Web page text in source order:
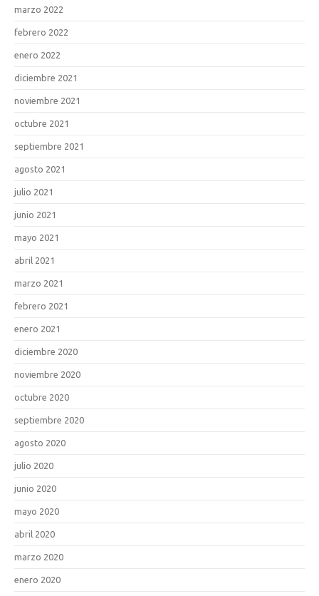
marzo 2022
febrero 2022
enero 2022
diciembre 2021
noviembre 2021
octubre 2021
septiembre 2021
agosto 2021
julio 2021
junio 2021
mayo 2021
abril 2021
marzo 2021
febrero 2021
enero 2021
diciembre 2020
noviembre 2020
octubre 2020
septiembre 2020
agosto 2020
julio 2020
junio 2020
mayo 2020
abril 2020
marzo 2020
enero 2020